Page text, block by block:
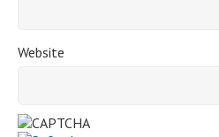
Website